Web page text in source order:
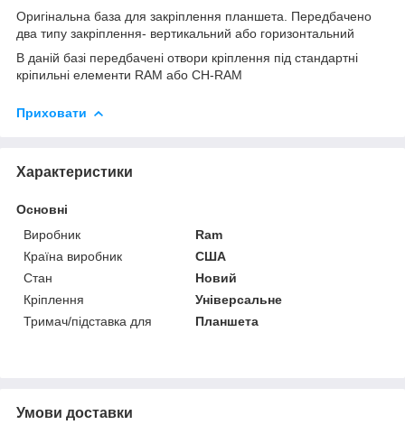
Оригінальна база для закріплення планшета. Передбачено
два типу закріплення- вертикальний або горизонтальний
В даній базі передбачені отвори кріплення під стандартні
кріпильні елементи RAM або CH-RAM
Приховати
Характеристики
Основні
Виробник
Ram
Країна виробник
США
Стан
Новий
Кріплення
Універсальне
Тримач/підставка для
Планшета
Умови доставки